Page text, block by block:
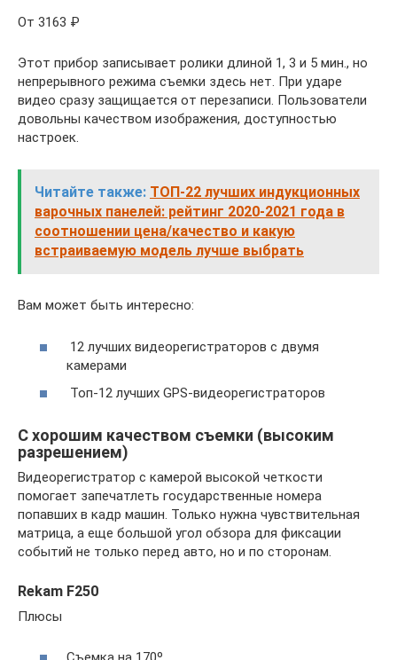
От 3163 ₽
Этот прибор записывает ролики длиной 1, 3 и 5 мин., но
непрерывного режима съемки здесь нет. При ударе
видео сразу защищается от перезаписи. Пользователи
довольны качеством изображения, доступностью
настроек.
Читайте также: ТОП-22 лучших индукционных
варочных панелей: рейтинг 2020-2021 года в
соотношении цена/качество и какую
встраиваемую модель лучше выбрать
Вам может быть интересно:
12 лучших видеорегистраторов с двумя
камерами
Топ-12 лучших GPS-видеорегистраторов
С хорошим качеством съемки (высоким
разрешением)
Видеорегистратор с камерой высокой четкости
помогает запечатлеть государственные номера
попавших в кадр машин. Только нужна чувствительная
матрица, а еще большой угол обзора для фиксации
событий не только перед авто, но и по сторонам.
Rekam F250
Плюсы